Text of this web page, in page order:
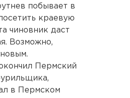
побывает в
краевую
чиновник даст
Возможно,
Пермский
в Пермском